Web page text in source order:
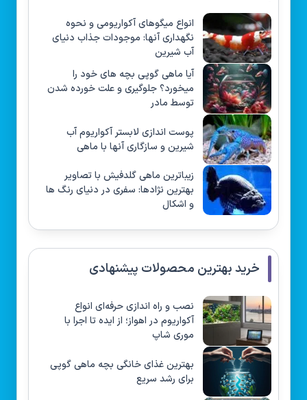
انواع میگوهای آکواریومی و نحوه
نگهداری آنها: موجودات جذاب دنیای
آب شیرین
آیا ماهی گوپی بچه های خود را
میخورد؟ جلوگیری و علت خورده شدن
توسط مادر
پوست اندازی لابستر آکواریوم آب
شیرین و سازگاری آنها با ماهی
زیباترین ماهی گلدفیش با تصاویر
بهترین نژادها: سفری در دنیای رنگ ها
و اشکال
خرید بهترین محصولات پیشنهادی
نصب و راه‌ اندازی حرفه‌ای انواع
آکواریوم در اهواز؛ از ایده تا اجرا با
موری شاپ
بهترین غذای خانگی بچه ماهی گوپی
برای رشد سریع